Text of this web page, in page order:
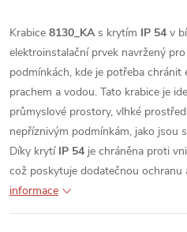
Krabice 8130_KAs krytím IP 54 v
elektroinstalační prvek navržený
podmínkách, kde je potřeba chránit
prachem a vodou. Tato krabice je
průmyslové prostory, vlhké
nepříznivým podmínkám, jako jsou
Díky krytí IP 54 je chráněna proti
což poskytuje dodatečnou ochranu
informace